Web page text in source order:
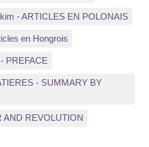
- ARTICLES EN POLONAIS
en Hongrois
PREFACE
- SUMMARY BY
AND REVOLUTION